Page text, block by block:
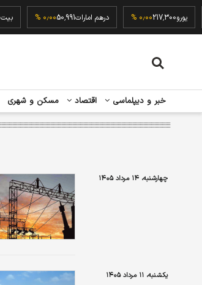
یورو217,300 درهم امارات50,991
خبر و دیپلماسی اقتصاد مسکن و شهری
چهارشنبه، ۱۴ مرداد ۱۴۰۵
یکشنبه، ۱۱ مرداد ۱۴۰۵